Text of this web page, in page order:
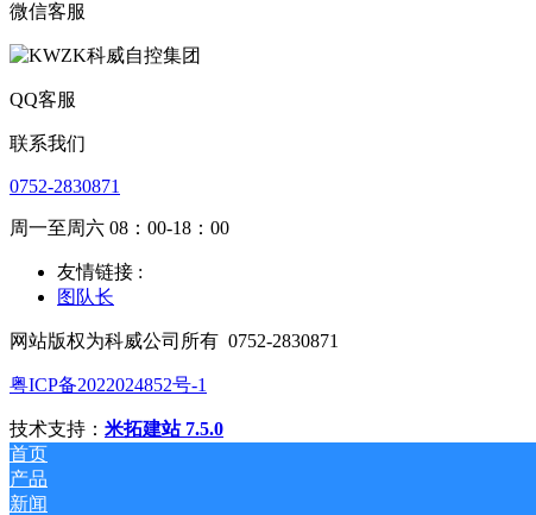
微信客服
QQ客服
联系我们
0752-2830871
周一至周六 08：00-18：00
友情链接 :
图队长
网站版权为科威公司所有 0752-2830871
粤ICP备2022024852号-1
技术支持： 米拓建站 7.5.0
首页
产品
新闻